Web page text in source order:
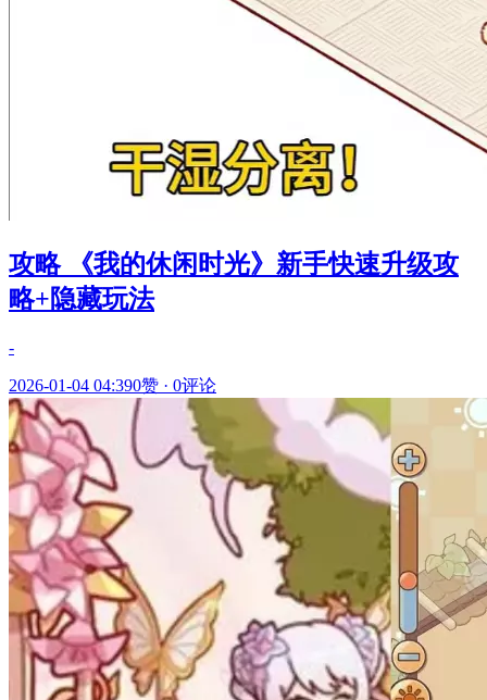
攻略 《我的休闲时光》新手快速升级攻
略+隐藏玩法
-
2026-01-04 04:390赞 · 0评论